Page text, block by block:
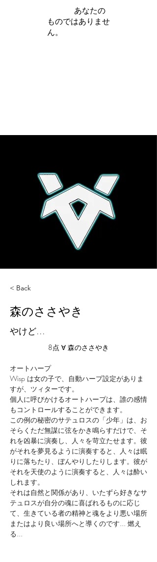
あなたの
ものではありませ
ん。
< Back
森のささやき
やけど...
8点 ∀ 森のささやき
オートハープ
Wisp は女の子で、自動ハープ設定がありま
すが、ツィターです。
個人に呼びかけるオートハープは、誰の感情
もコントロールすることができます。
この例の秘密のサテュロスの「少年」は、お
そらくただ無謀に弦をかき鳴らすだけで、そ
れを凶暴に演奏し、人々を苛立たせます。彼
がそれを夢見るように演奏すると、人々は眠
りに落ちたり、ぼんやりしたりします。彼が
それを天使のように演奏すると、人々は酔い
しれます。
それは自然と関係があり、いたずら好きなサ
テュロスが自分の魂に喜ばれるものに応じ
て、生きている者の精神と魂をより悪い場所
またはより良い場所へと導くのです... 燃え
る...